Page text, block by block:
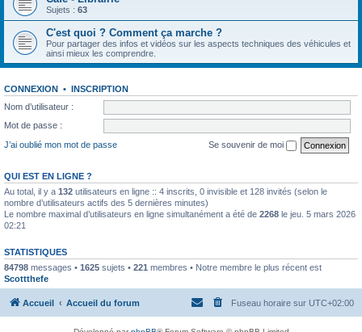
Sujets : 63
C'est quoi ? Comment ça marche ?
Pour partager des infos et vidéos sur les aspects techniques des véhicules et
ainsi mieux les comprendre.
CONNEXION • INSCRIPTION
Nom d’utilisateur :
Mot de passe :
J’ai oublié mon mot de passe
Se souvenir de moi
QUI EST EN LIGNE ?
Au total, il y a 132 utilisateurs en ligne :: 4 inscrits, 0 invisible et 128 invités (selon le
nombre d’utilisateurs actifs des 5 dernières minutes)
Le nombre maximal d’utilisateurs en ligne simultanément a été de 2268 le jeu. 5 mars 2026
02:21
STATISTIQUES
84798 messages • 1625 sujets • 221 membres • Notre membre le plus récent est
Scottthefe
Accueil Accueil du forum Fuseau horaire sur UTC+02:00